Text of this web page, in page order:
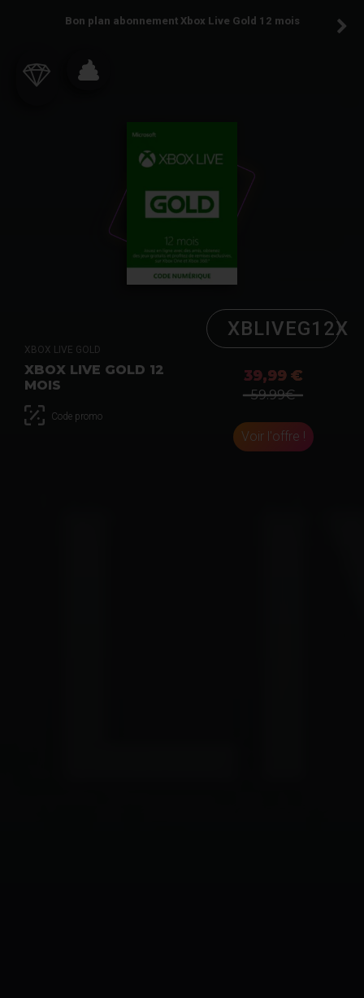
Bon plan abonnement Xbox Live Gold 12 mois
XBOX LIVE GOLD
XBOX LIVE GOLD 12
MOIS
Code promo
XBLIVEG12X
39,99 €
59.99€
Voir l'offre !